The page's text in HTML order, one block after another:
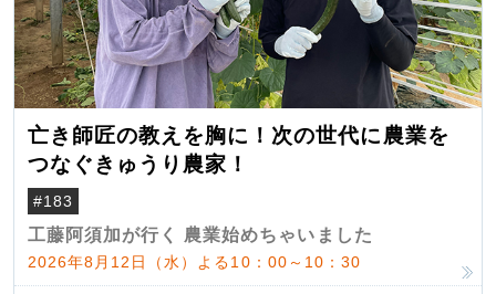
亡き師匠の教えを胸に！次の世代に農業を
つなぐきゅうり農家！
#183
工藤阿須加が行く 農業始めちゃいました
2026年8月12日（水）よる10：00～10：30